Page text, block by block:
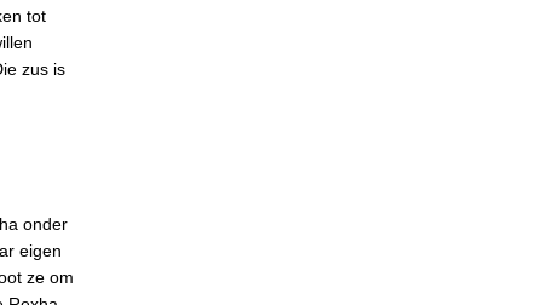
tot
zus is
onder
eigen
ze om